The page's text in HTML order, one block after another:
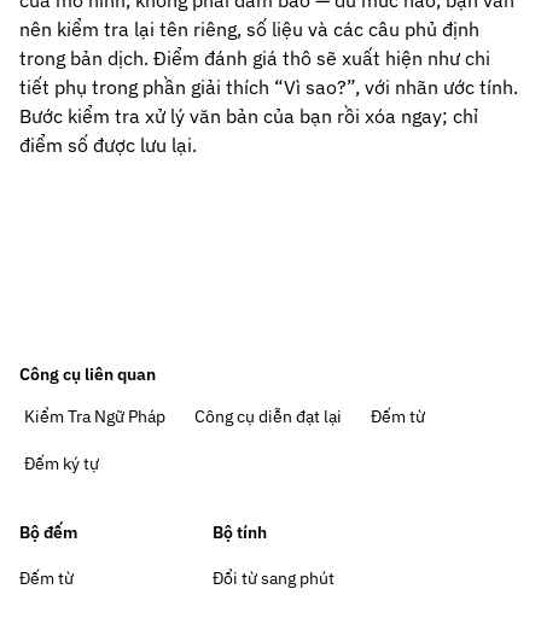
nên kiểm tra lại tên riêng, số liệu và các câu phủ định
trong bản dịch. Điểm đánh giá thô sẽ xuất hiện như chi
tiết phụ trong phần giải thích “Vì sao?”, với nhãn ước tính.
Bước kiểm tra xử lý văn bản của bạn rồi xóa ngay; chỉ
điểm số được lưu lại.
Công cụ liên quan
Kiểm Tra Ngữ Pháp
Công cụ diễn đạt lại Đếm từ
Đếm ký tự
Bộ đếm
Đếm từ
Bộ tính
Đổi từ sang phút